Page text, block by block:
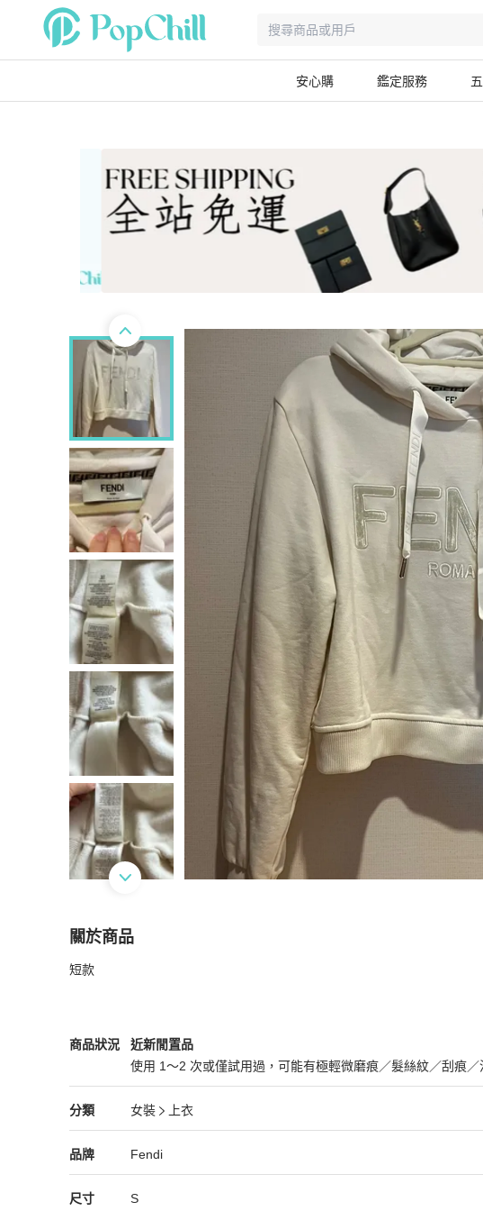
安心購 鑑定服務
關於商品
關於
短款
商品狀況
Fendi女裝 商品狀態與細節
近新閒置品
使用 1～2 次或僅試用過，可能有極輕微磨痕／髮絲紋／刮痕／
近新閒置品
分類
Fendi 分類資訊
女裝
上衣
女裝/上衣推薦
品牌
Fendi 女裝品牌介紹
Fendi
Fendi 推薦清單
尺寸 S